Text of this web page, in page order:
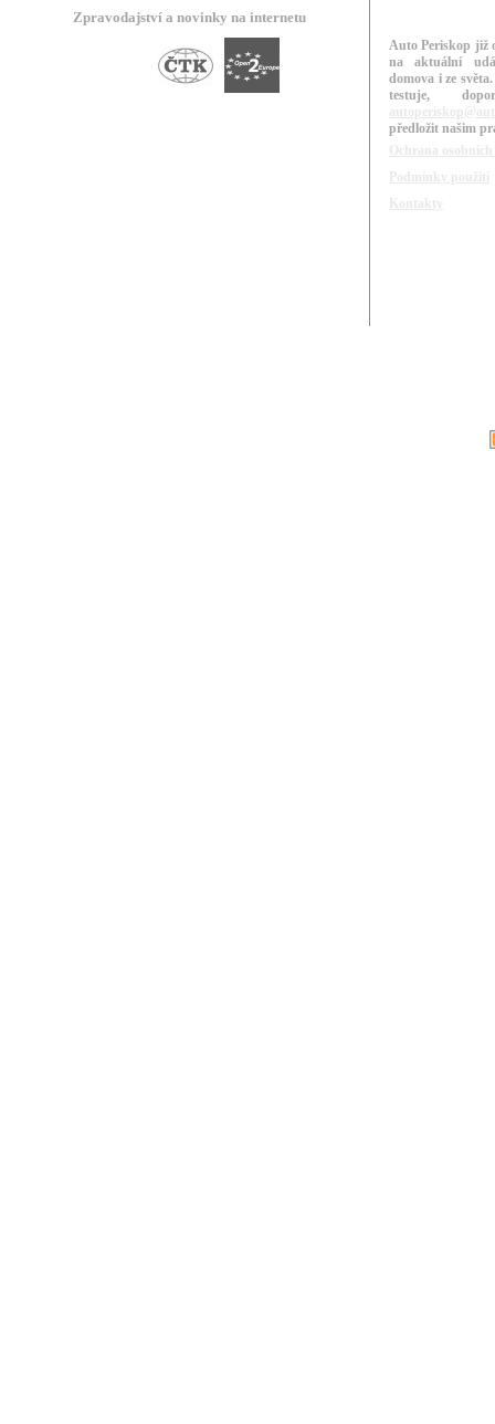
Zpravodajství a novinky na internetu
Auto Periskop již
na aktuální
domova i ze
testuje,
předložit našim